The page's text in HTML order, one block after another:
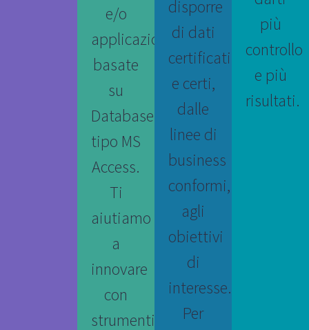
e/o
applicazioni
basate
su
Database
tipo MS
Access.
Ti
aiutiamo
a
innovare
con
strumenti
disporre
di dati
certificati
e certi,
dalle
linee di
business
conformi,
agli
obiettivi
di
interesse.
Per
più
controllo
e più
risultati.